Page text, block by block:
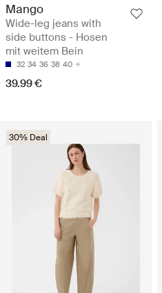
Mango
Wide-leg jeans with
side buttons - Hosen
mit weitem Bein
32 34 36 38 40
39.99 €
30% Deal